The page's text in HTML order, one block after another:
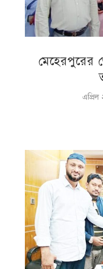
মেহেরপুরের